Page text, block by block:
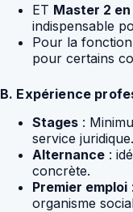
ET Master 2
indispensable
Pour la
pour certains
B. Expérience
Stages :
service juridique.
Alternance :
concrète.
Premier emploi
organisme